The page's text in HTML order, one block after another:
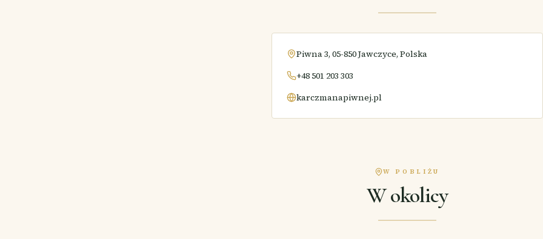
Piwna 3, 05-850 Jawczyce, Polska
+48 501 203 303
karczmanapiwnej.pl
W POBLIŻU
W okolicy